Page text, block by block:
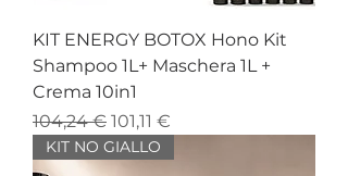
KIT ENERGY BOTOX Hono Kit
Shampoo 1L+ Maschera 1L +
Crema 10in1
Prezzo regolare
104,24 € Prezzo scontato
101,11 €
KIT NO GIALLO